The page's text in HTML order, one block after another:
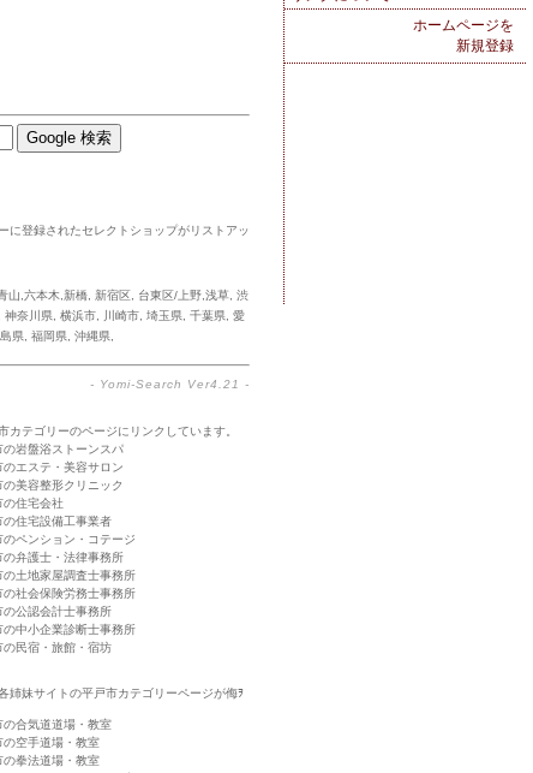
に登録されたセレクトショップがリストアッ
山,六本木,新橋 新宿区 台東区/上野,浅草 渋
神奈川県 横浜市 川崎市 埼玉県 千葉県 愛
県 福岡県 沖縄県
- Yomi-Search Ver4.21 -
テゴリーのページにリンクしています。
の岩盤浴ストーンスパ
のエステ・美容サロン
の美容整形クリニック
の住宅会社
の住宅設備工事業者
のペンション・コテージ
の弁護士・法律事務所
の土地家屋調査士事務所
の社会保険労務士事務所
の公認会計士事務所
の中小企業診断士事務所
の民宿・旅館・宿坊
姉妹サイトの平戸市カテゴリーページが侮ｦ
の合気道道場・教室
の空手道場・教室
の拳法道場・教室
ホームページを
新規登録